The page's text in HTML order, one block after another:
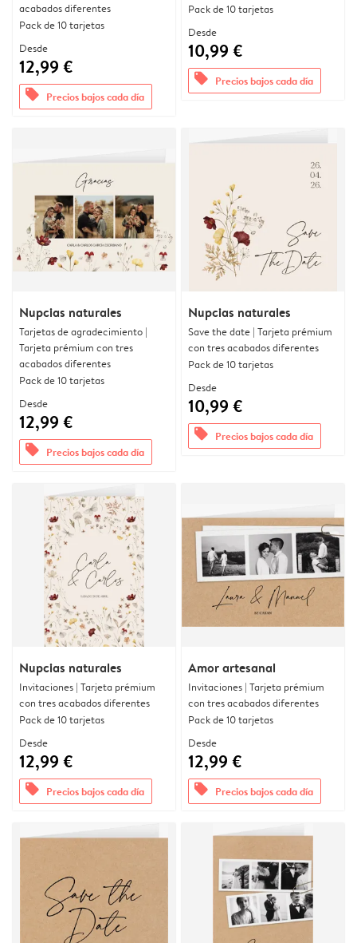
acabados diferentes
Pack de 10 tarjetas
Desde
12,99 €
offers Precios bajos cada día
Pack de 10 tarjetas
Desde
10,99 €
offers Precios bajos cada día
Nupcias naturales
Tarjetas de agradecimiento |
Tarjeta prémium con tres
acabados diferentes
Pack de 10 tarjetas
Desde
12,99 €
offers Precios bajos cada día
Nupcias naturales
Save the date | Tarjeta prémium
con tres acabados diferentes
Pack de 10 tarjetas
Desde
10,99 €
offers Precios bajos cada día
Nupcias naturales
Invitaciones | Tarjeta prémium
con tres acabados diferentes
Pack de 10 tarjetas
Desde
12,99 €
offers Precios bajos cada día
Amor artesanal
Invitaciones | Tarjeta prémium
con tres acabados diferentes
Pack de 10 tarjetas
Desde
12,99 €
offers Precios bajos cada día